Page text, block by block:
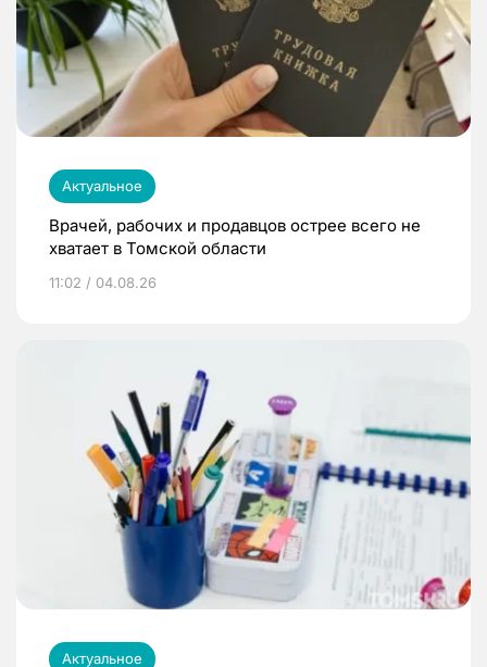
Актуальное
Врачей, рабочих и продавцов острее всего не
хватает в Томской области
11:02 / 04.08.26
Актуальное